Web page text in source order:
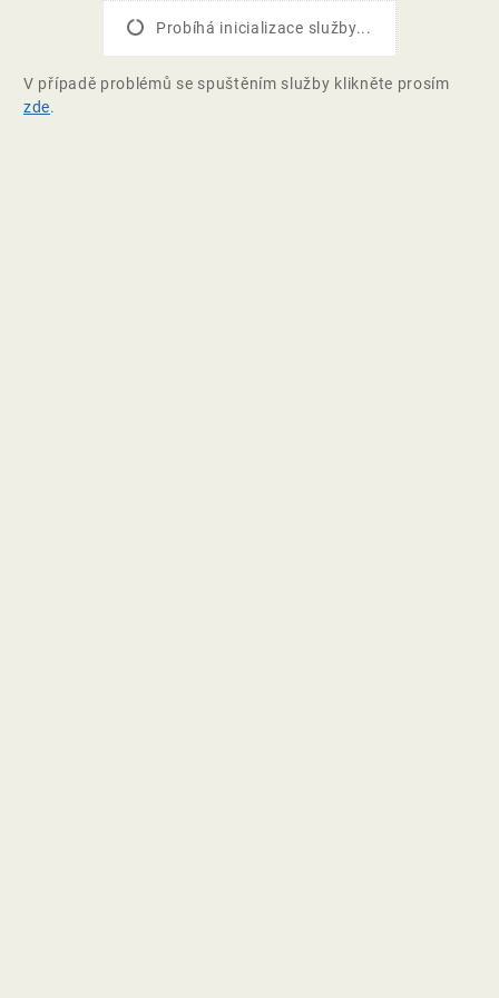
Probíhá inicializace služby...
V případě problémů se spuštěním služby klikněte prosím
zde.